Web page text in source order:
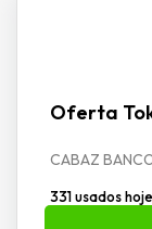
Oferta Tok
CABAZ
331 usados hoje